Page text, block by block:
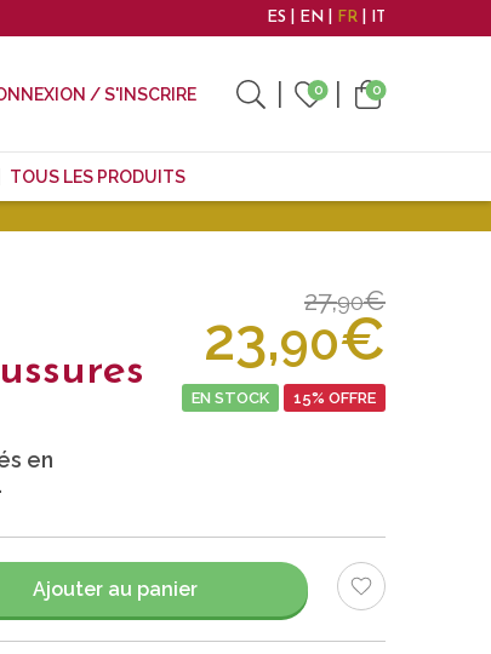
ES EN FR IT
/ S'INSCRIRE 0 0
TOUS LES PRODUITS
en
27,90€
23,90€
EN STOCK 15% OFFRE
Ajouter au panier